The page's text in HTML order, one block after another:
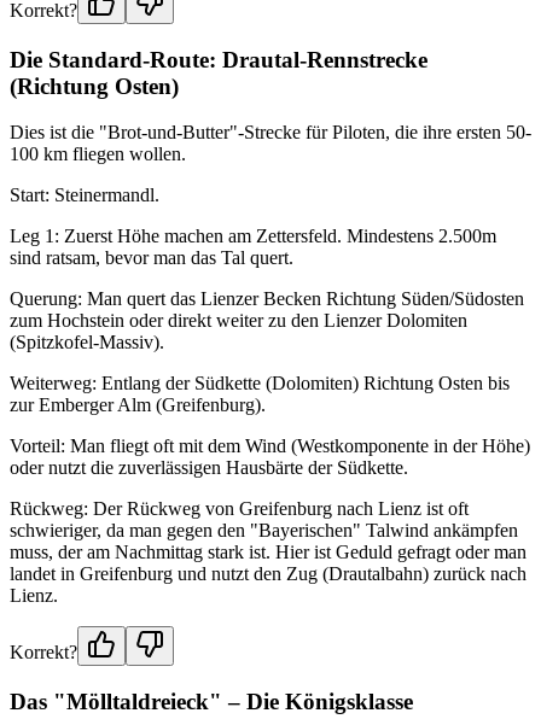
Korrekt?
Die Standard-Route: Drautal-Rennstrecke
(Richtung Osten)
Dies ist die "Brot-und-Butter"-Strecke für Piloten, die ihre ersten 50-
100 km fliegen wollen.
Start: Steinermandl.
Leg 1: Zuerst Höhe machen am Zettersfeld. Mindestens 2.500m
sind ratsam, bevor man das Tal quert.
Querung: Man quert das Lienzer Becken Richtung Süden/Südosten
zum Hochstein oder direkt weiter zu den Lienzer Dolomiten
(Spitzkofel-Massiv).
Weiterweg: Entlang der Südkette (Dolomiten) Richtung Osten bis
zur Emberger Alm (Greifenburg).
Vorteil: Man fliegt oft mit dem Wind (Westkomponente in der Höhe)
oder nutzt die zuverlässigen Hausbärte der Südkette.
Rückweg: Der Rückweg von Greifenburg nach Lienz ist oft
schwieriger, da man gegen den "Bayerischen" Talwind ankämpfen
muss, der am Nachmittag stark ist. Hier ist Geduld gefragt oder man
landet in Greifenburg und nutzt den Zug (Drautalbahn) zurück nach
Lienz.
Korrekt?
Das "Mölltaldreieck" – Die Königsklasse